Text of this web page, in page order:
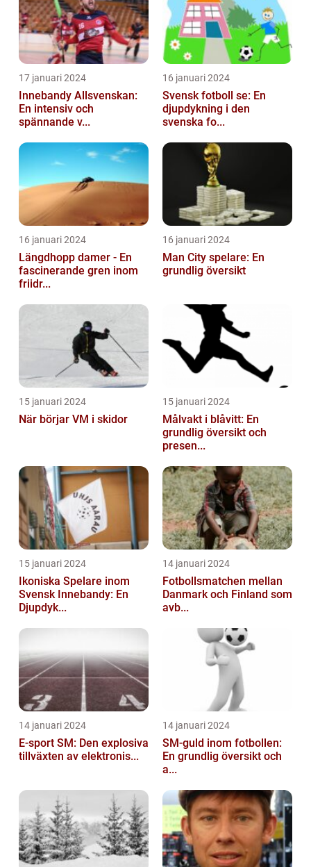
17 januari 2024
Innebandy Allsvenskan:
En intensiv och
spännande v...
16 januari 2024
Svensk fotboll se: En
djupdykning i den
svenska fo...
16 januari 2024
Längdhopp damer - En
fascinerande gren inom
friidr...
16 januari 2024
Man City spelare: En
grundlig översikt
15 januari 2024
När börjar VM i skidor
15 januari 2024
Målvakt i blåvitt: En
grundlig översikt och
presen...
15 januari 2024
Ikoniska Spelare inom
Svensk Innebandy: En
Djupdyk...
14 januari 2024
Fotbollsmatchen mellan
Danmark och Finland som
avb...
14 januari 2024
E-sport SM: Den explosiva
tillväxten av elektronis...
14 januari 2024
SM-guld inom fotbollen:
En grundlig översikt och
a...